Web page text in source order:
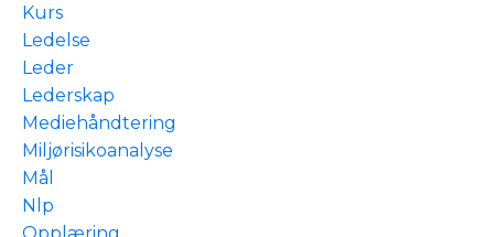
Kurs
Ledelse
Leder
Lederskap
Mediehåndtering
Miljørisikoanalyse
Mål
Nlp